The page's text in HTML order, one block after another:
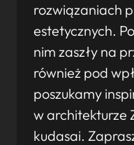
rozwiązaniach
estetycznych.
nim zaszły na
również pod
poszukamy
w architekturze
kudasai.